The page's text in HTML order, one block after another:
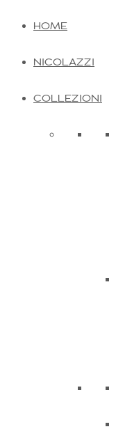
HOME
NICOLAZZI
COLLEZIONI